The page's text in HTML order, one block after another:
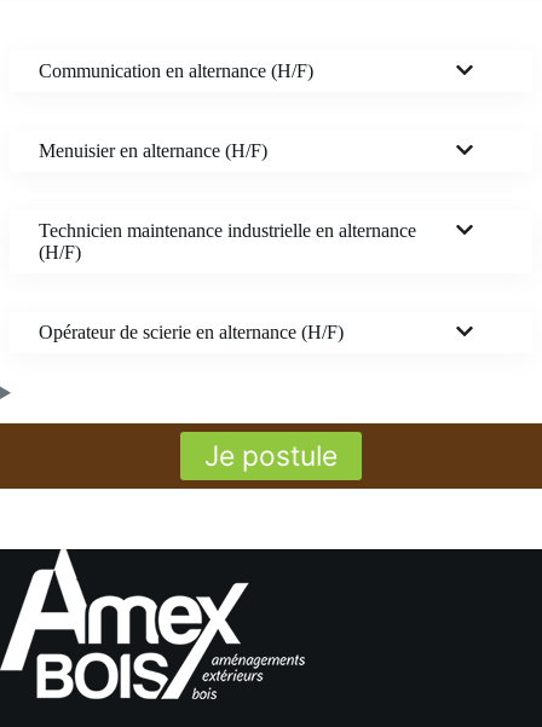
Communication en alternance (H/F)
Menuisier en alternance (H/F)
Technicien maintenance industrielle en alternance
(H/F)
Opérateur de scierie en alternance (H/F)
Je postule